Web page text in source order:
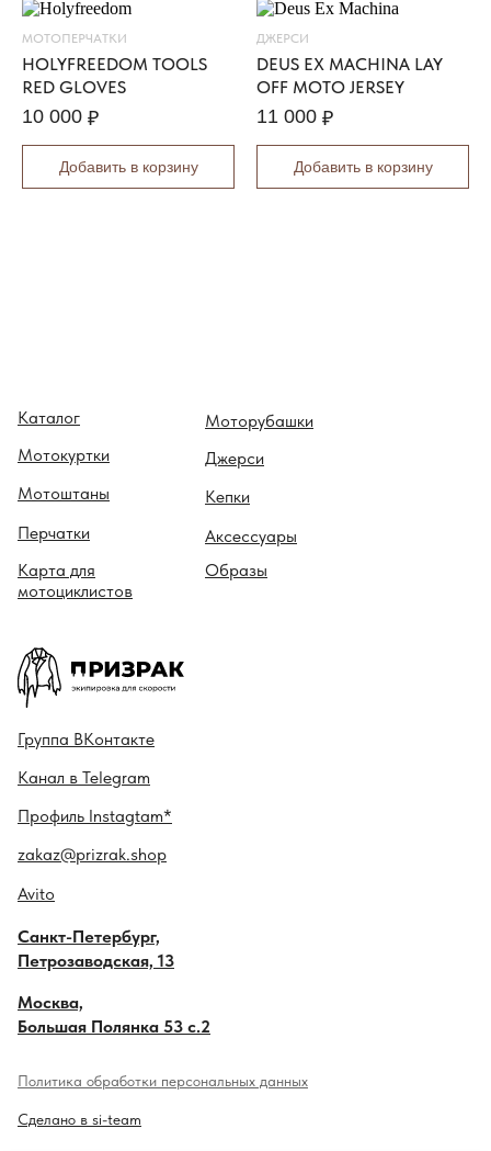
МОТОПЕРЧАТКИ
HOLYFREEDOM TOOLS
RED GLOVES
10 000 ₽
Добавить в корзину
ДЖЕРСИ
DEUS EX MACHINA LAY
OFF MOTO JERSEY
11 000 ₽
Добавить в корзину
T
X
P
E
R
O
MORE
Политика обработки персональных данных
Сделано в si-team
Каталог
Мотокуртки
Мотоштаны
Перчатки
Карта для
мотоциклистов
Моторубашки
Образы
Джерси
Кепки
Аксессуары
Канал в Telegram
Профиль Instagtam*
Гру ппа ВКонтакте
zakaz@prizrak.shop
Москва,
Большая Полянка 53 с.2
Санкт-Петербург,
Петрозаводская, 13
Avito